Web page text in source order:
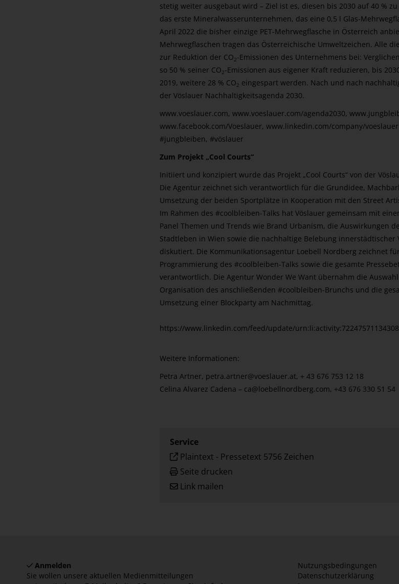
stetig weiter ausgebaut wird – Ziel ist es, diesen bis 2030 auf 40 %
das erste Mineralwasserunternehmen, das eine 0,5 l Glas-
April 2022 die bisher einzige PET-Mehrwegflasche in Österreich
Mehrwegflaschen tragen das Österreichische Umweltzeichen. Alle
zur Reduktion der CO2-Emissionen des Unternehmens bei:
so 50 % seiner CO2-Emissionen aus eigener Kraft reduzieren, bis
2019, weitere 28 % CO2 eingespart werden. Nach und nach
der Vöslauer Nachhaltigkeitsagenda 2030.
www.voeslauer.com, www.voeslauer.com/agenda2030,
www.facebook.com/Voeslauer, www.linkedin.com/company/voeslauer
#jungbleiben, #vöslauer
Zum Projekt „Cool Courts“
Initiiert und konzipiert wurde das Projekt „Cool Courts“ von der
Die Agentur zeichnet sich verantwortlich für die Grundidee,
Umsetzung der beiden Sportplätze in Kooperation mit den Street
Im Rahmen des #coolbleiben-Talks hat Vöslauer gemeinsam mit
Panel Themen und Trends wie Brand Urbanism, die Auswirkungen
Stadtleben in Wien sowie die nachhaltige Belebung innerstädtischer
diskutiert. Die Kommunikationsagentur Loebell Nordberg zeichnet
Programmierung des #coolbleiben-Talks sowie die gesamte
verantwortlich. Die Agentur Wonder We Want übernahm die
Organisation des anschließenden #coolbleiben-Brunchs und die
Umsetzung einer Blockparty am Nachmittag.
https://www.linkedin.com/feed/update/
Weitere Informationen:
Petra Artner, petra.artner@voeslauer.at, + 43 676 753 12 18
Celina Alvarez Cadena – ca@loebellnordberg.com, +43 676 330 51 54
Service
Plaintext - Pressetext 5756 Zeichen
Seite drucken
Link mailen
Anmelden
Sie wollen unsere aktuellen Medienmitteilungen
Nutzungsbedingungen
Datenschutzerklärung